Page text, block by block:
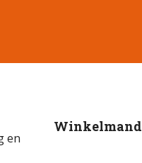
en
Winkelmand